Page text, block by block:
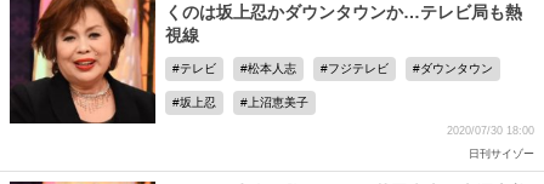
くのは坂上忍かダウンタウンか…テレビ局も熱
視線
テレビ 松本人志 フジテレビ ダウンタウン
坂上忍 上沼恵美子
2020/07/30 18:00
日刊サイゾー